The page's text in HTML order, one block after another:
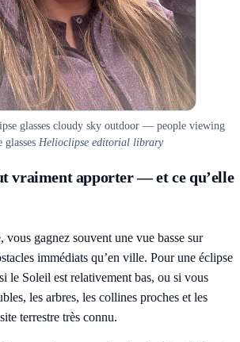
glasses cloudy sky outdoor — people viewing
Helioclipse editorial library
vraiment apporter — et ce qu’elle
vous gagnez souvent une vue basse sur
immédiats qu’en ville. Pour une éclipse
le Soleil est relativement bas, ou si vous
les arbres, les collines proches et les
terrestre très connu.